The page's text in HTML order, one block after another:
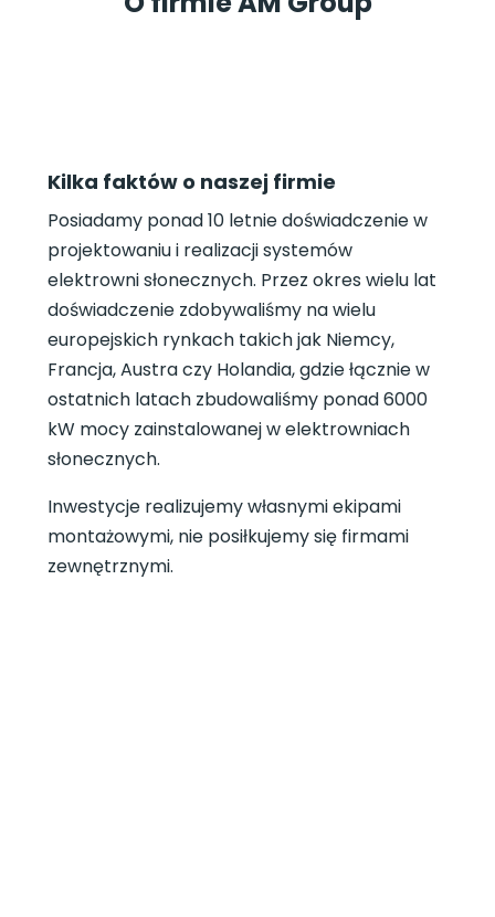
Kilka faktów o naszej firmie
Posiadamy ponad 10 letnie doświadczenie w
projektowaniu i realizacji systemów
elektrowni słonecznych. Przez okres wielu lat
doświadczenie zdobywaliśmy na wielu
europejskich rynkach takich jak Niemcy,
Francja, Austra czy Holandia, gdzie łącznie w
ostatnich latach zbudowaliśmy ponad 6000
kW mocy zainstalowanej w elektrowniach
słonecznych.
Inwestycje realizujemy własnymi ekipami
montażowymi, nie posiłkujemy się firmami
zewnętrznymi.